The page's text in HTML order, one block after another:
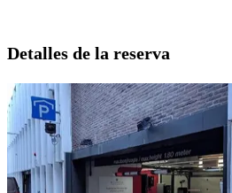
Detalles de la reserva